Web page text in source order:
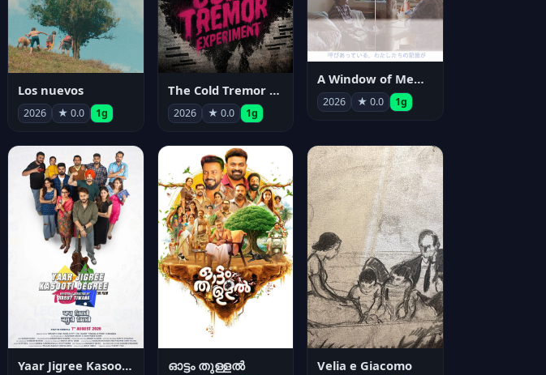
Los nuevos
2026 ★ 0.0 1g
The Cold Tremor Experiment
2026 ★ 0.0 1g
A Window of Memories
2026 ★ 0.0 1g
Yaar Jigree Kasooti Degree ഓട്ടം തുള്ളൽ Velia e Giacomo